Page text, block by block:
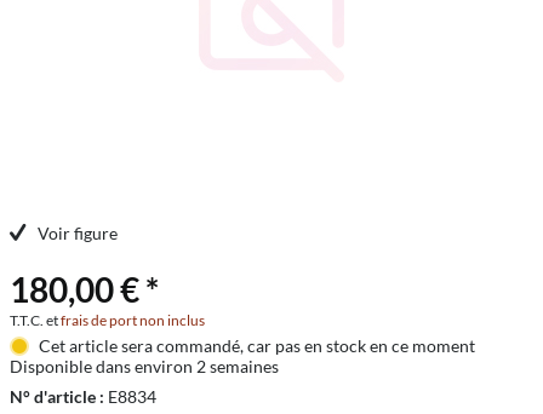
Voir figure
180,00 € *
T.T.C. etfrais de port non inclus
Cet article sera commandé, car pas en stock en ce moment
Disponible dans environ 2 semaines
N° d'article : E8834